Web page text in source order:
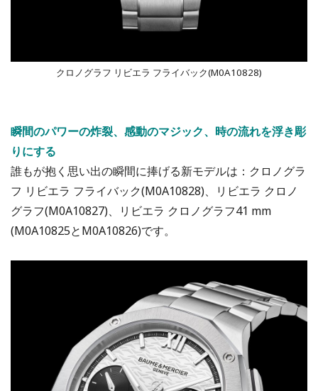
クロノグラフ リビエラ フライバック(M0A10828)
瞬間のパワーの炸裂、感動のマジック、時の流れを浮き彫
りにする
誰もが抱く思い出の瞬間に捧げる新モデルは：クロノグラ
フ リビエラ フライバック(M0A10828)、リビエラ クロノ
グラフ(M0A10827)、リビエラ クロノグラフ41 mm
(M0A10825とM0A10826)です。